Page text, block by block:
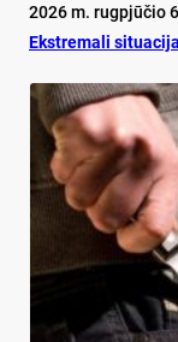
2026 m. rugpjūčio
Ekst­re­ma­li